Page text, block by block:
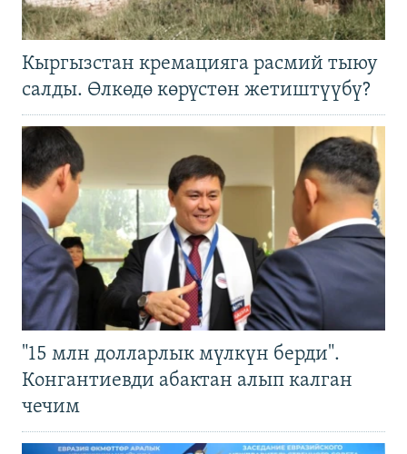
Кыргызстан кремацияга расмий тыюу
салды. Өлкөдө көрүстөн жетиштүүбү?
"15 млн долларлык мүлкүн берди".
Конгантиевди абактан алып калган
чечим